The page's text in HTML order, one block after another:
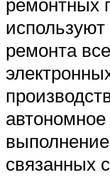
ремонта
связанных